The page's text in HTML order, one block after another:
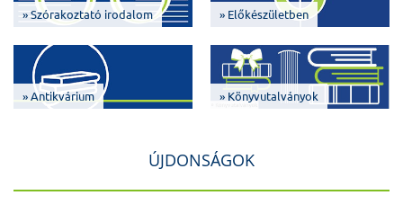
» Szórakoztató irodalom » Előkészületben
» Antikvárium » Könyvutalványok
ÚJDONSÁGOK